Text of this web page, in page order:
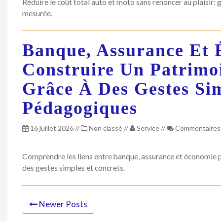
mesurée.
Banque, Assurance Et
Construire Un
Grâce À Des Gestes
Pédagogiques
16 juillet 2026// Non classé// Service//
Comprendre les liens entre banque, assurance et
des gestes simples et concrets.
Newer Posts